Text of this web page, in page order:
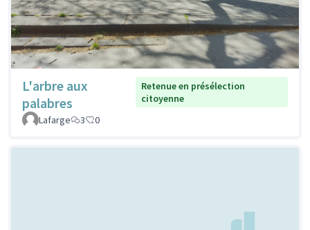
L'arbre aux
palabres
Retenue en présélection
citoyenne
Lafarge
3 0